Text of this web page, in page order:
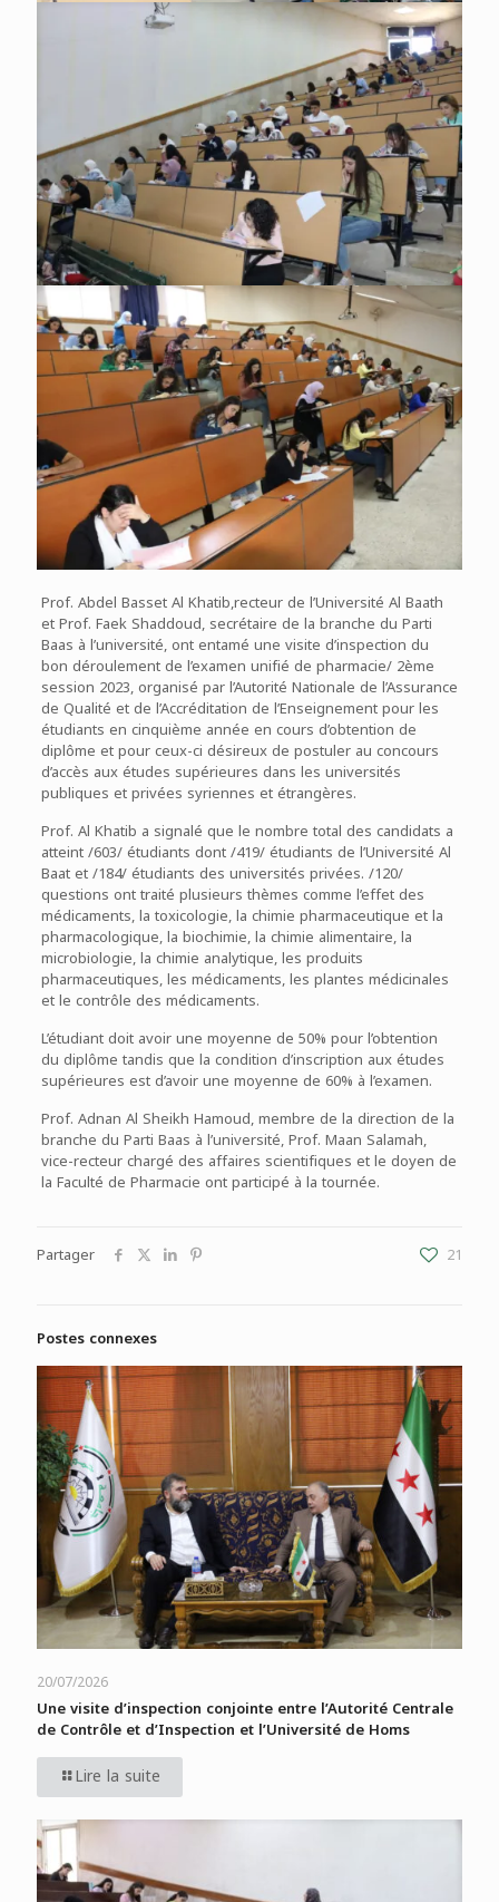
Prof. Abdel Basset Al Khatib,recteur de l’Université Al Baath
et Prof. Faek Shaddoud, secrétaire de la branche du Parti
Baas à l’université, ont entamé une visite d’inspection du
bon déroulement de l’examen unifié de pharmacie/ 2ème
session 2023, organisé par l’Autorité Nationale de l’Assurance
de Qualité et de l’Accréditation de l’Enseignement pour les
étudiants en cinquième année en cours d’obtention de
diplôme et pour ceux-ci désireux de postuler au concours
d’accès aux études supérieures dans les universités
publiques et privées syriennes et étrangères.
Prof. Al Khatib a signalé que le nombre total des candidats a
atteint /603/ étudiants dont /419/ étudiants de l’Université Al
Baat et /184/ étudiants des universités privées. /120/
questions ont traité plusieurs thèmes comme l’effet des
médicaments, la toxicologie, la chimie pharmaceutique et la
pharmacologique, la biochimie, la chimie alimentaire, la
microbiologie, la chimie analytique, les produits
pharmaceutiques, les médicaments, les plantes médicinales
et le contrôle des médicaments.
L’étudiant doit avoir une moyenne de 50% pour l’obtention
du diplôme tandis que la condition d’inscription aux études
supérieures est d’avoir une moyenne de 60% à l’examen.
Prof. Adnan Al Sheikh Hamoud, membre de la direction de la
branche du Parti Baas à l’université, Prof. Maan Salamah,
vice-recteur chargé des affaires scientifiques et le doyen de
la Faculté de Pharmacie ont participé à la tournée.
Partager 21
Postes connexes
20/07/2026
Une visite d’inspection conjointe entre l’Autorité Centrale
de Contrôle et d’Inspection et l’Université de Homs
Lire la suite